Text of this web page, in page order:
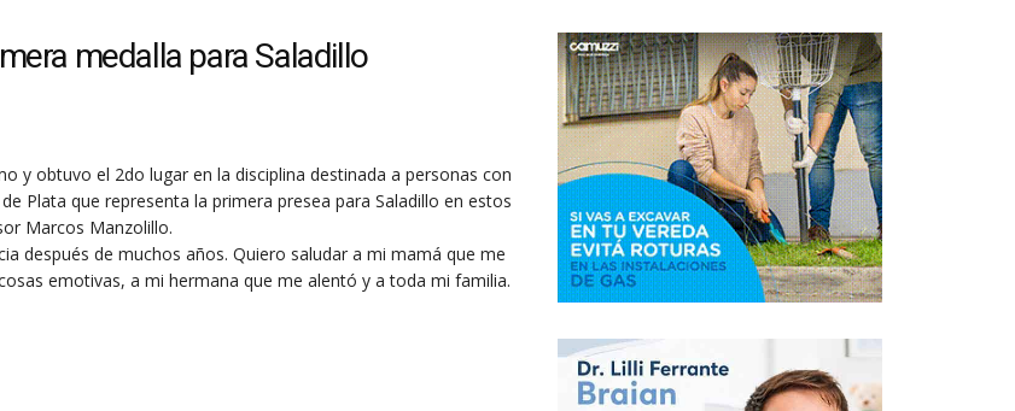
medalla para Saladillo
y obtuvo el 2do lugar en la disciplina destinada a personas con
Plata que representa la primera presea para Saladillo en estos
Marcos Manzolillo.
después de muchos años. Quiero saludar a mi mamá que me
emotivas, a mi hermana que me alentó y a toda mi familia.